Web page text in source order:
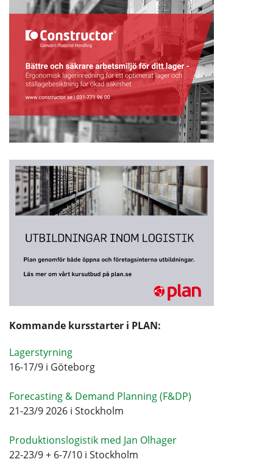
Kommande kursstarter i PLAN:
Lagerstyrning
16-17/9 i Göteborg
Forecasting & Demand Planning (F&DP)
21-23/9 2026 i Stockholm
Produktionslogistik med Jan Olhager
22-23/9 + 6-7/10 i Stockholm